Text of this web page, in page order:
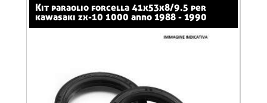
kit paraolio forcella 41x53x8/9.5 per
kawasaki zx-10 1000 anno 1988 - 1990